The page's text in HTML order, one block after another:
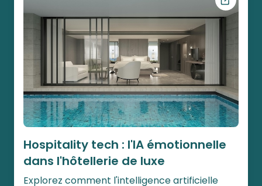
Ouvrir
Hospitality tech : l'IA émotionnelle
dans l'hôtellerie de luxe
Explorez comment l'intelligence artificielle